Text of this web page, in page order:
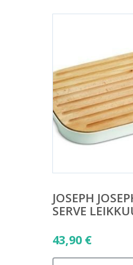
JOSEPH
SERVE
43,90 €